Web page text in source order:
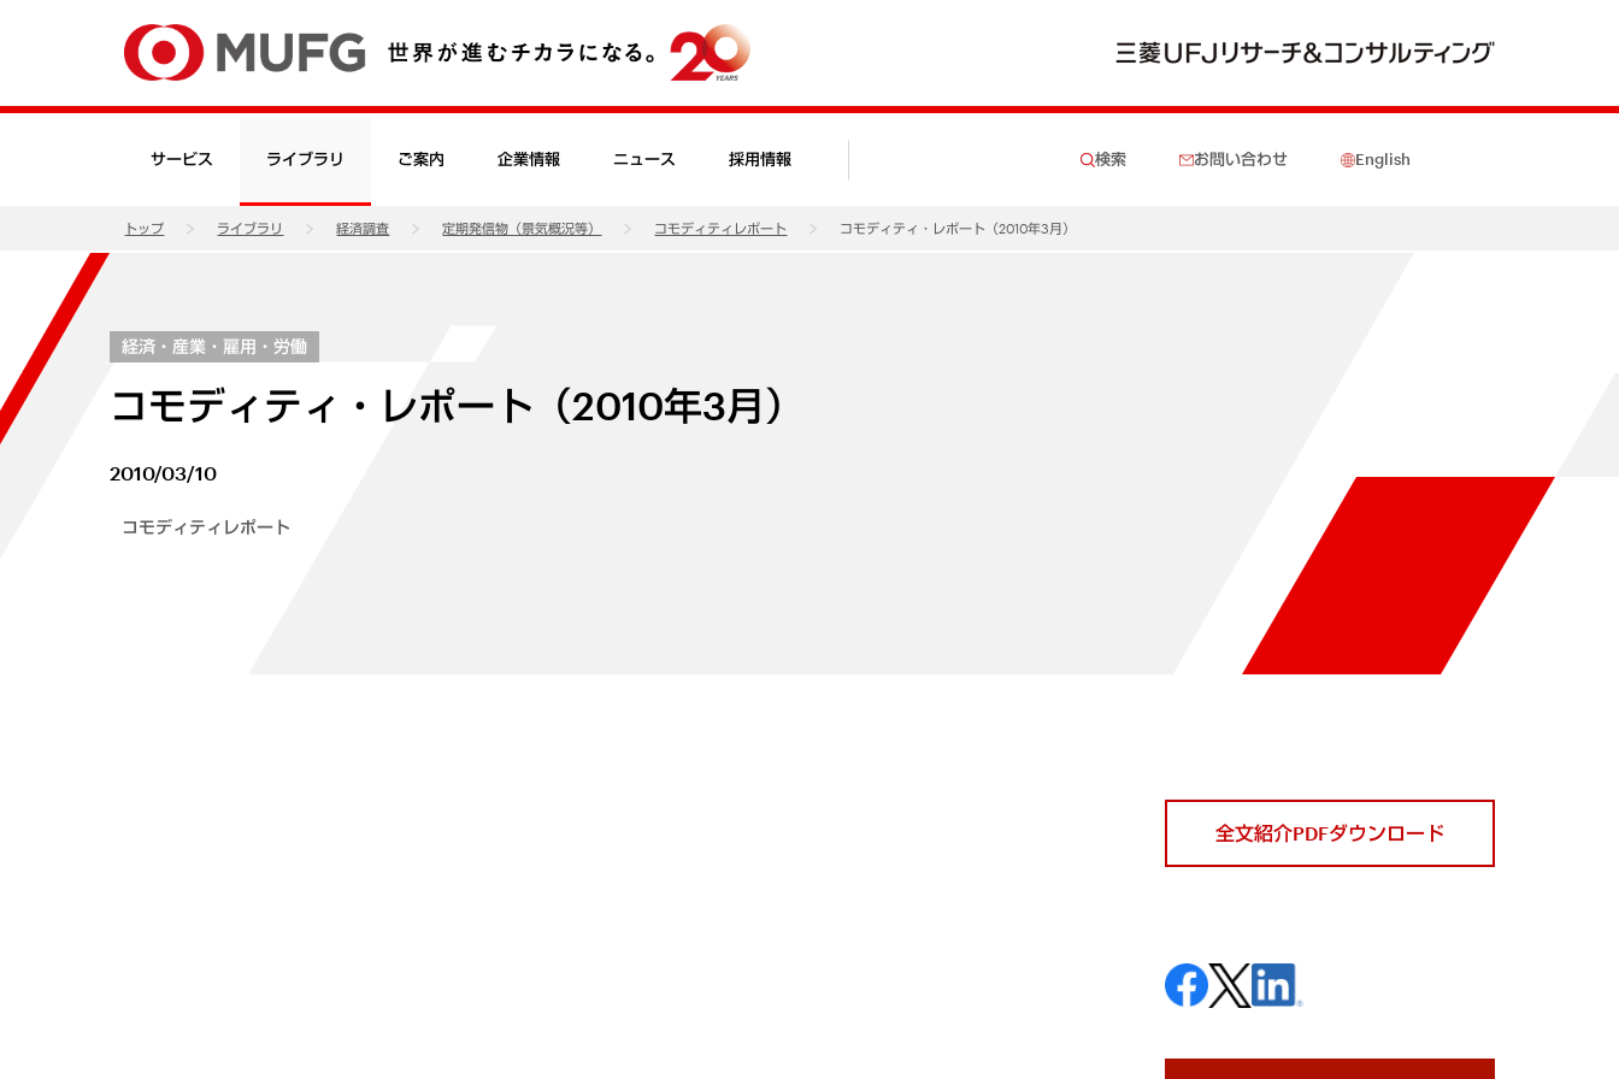
サービス ライブラリ ご案内 企業情報 ニュース 採用情報 検索 お問い合わせ English
トップ ライブラリ 経済調査 定期発信物（景気概況等） コモディティレポート コモディティ・レポート（2010年3月）
経済・産業・雇用・労働
コモディティ・レポート（2010年3月）
2010/03/10
コモディティレポート
全文紹介PDFダウンロード